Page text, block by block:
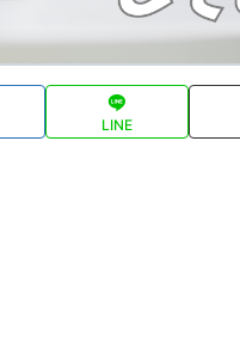
LINE